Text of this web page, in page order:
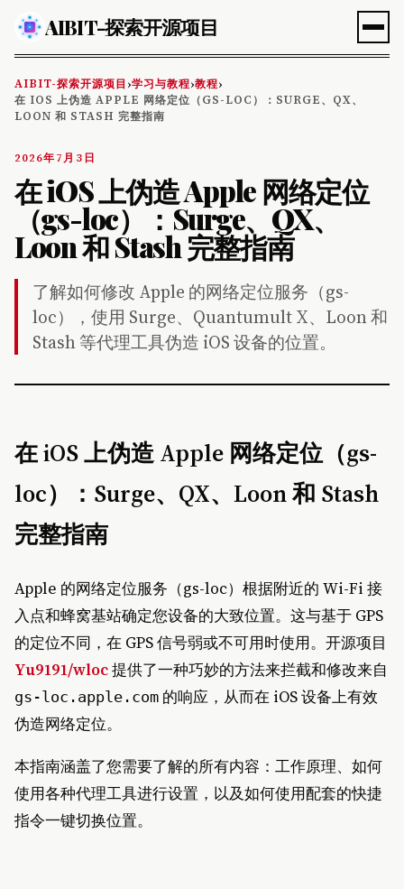
AIBIT-探索开源项目
AIBIT-探索开源项目 ›学习与教程›教程›
在 IOS 上伪造 APPLE 网络定位（GS-LOC）：SURGE、QX、
LOON 和 STASH 完整指南
2026年7月3日
在 iOS 上伪造 Apple 网络定位
（gs-loc）：Surge、QX、
Loon 和 Stash 完整指南
了解如何修改 Apple 的网络定位服务（gs-
loc），使用 Surge、Quantumult X、Loon 和
Stash 等代理工具伪造 iOS 设备的位置。
在 iOS 上伪造 Apple 网络定位（gs-
loc）：Surge、QX、Loon 和 Stash
完整指南
Apple 的网络定位服务（gs-loc）根据附近的 Wi-Fi 接
入点和蜂窝基站确定您设备的大致位置。这与基于 GPS
的定位不同，在 GPS 信号弱或不可用时使用。开源项目
Yu9191/wloc提供了一种巧妙的方法来拦截和修改来自
gs-loc.apple.com 的响应，从而在 iOS 设备上有效
伪造网络定位。
本指南涵盖了您需要了解的所有内容：工作原理、如何
使用各种代理工具进行设置，以及如何使用配套的快捷
指令一键切换位置。